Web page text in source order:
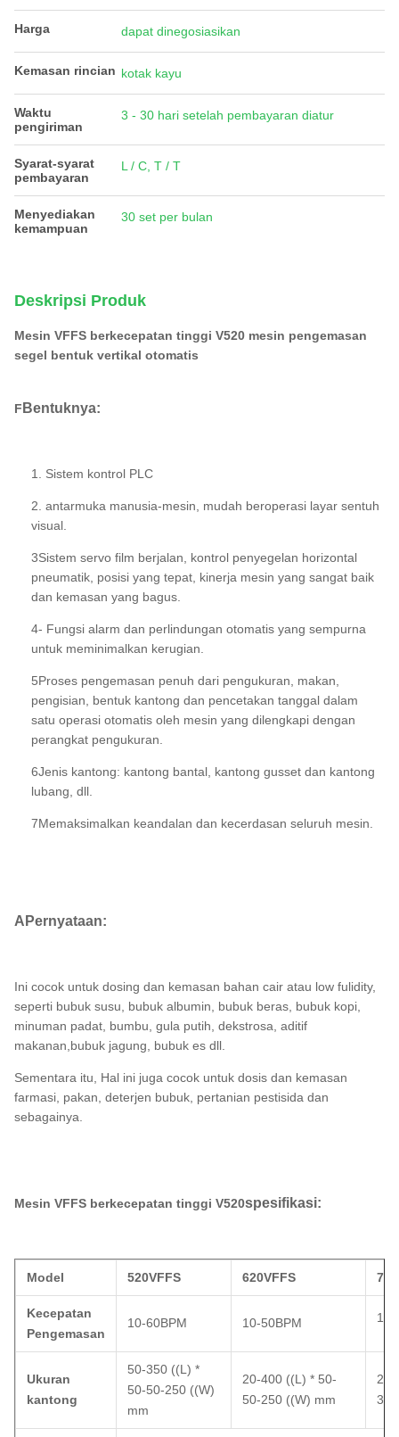
Harga dapat dinegosiasikan
Kemasan rincian kotak kayu
Waktu
pengiriman
3 - 30 hari setelah pembayaran diatur
Syarat-syarat
pembayaran
L / C, T / T
Menyediakan
kemampuan
30 set per bulan
Deskripsi Produk
Mesin VFFS berkecepatan tinggi V520 mesin pengemasan
segel bentuk vertikal otomatis
F Bentuknya:
1. Sistem kontrol PLC
2. antarmuka manusia-mesin, mudah beroperasi layar sentuh
visual.
3Sistem servo film berjalan, kontrol penyegelan horizontal
pneumatik, posisi yang tepat, kinerja mesin yang sangat baik
dan kemasan yang bagus.
4- Fungsi alarm dan perlindungan otomatis yang sempurna
untuk meminimalkan kerugian.
5Proses pengemasan penuh dari pengukuran, makan,
pengisian, bentuk kantong dan pencetakan tanggal dalam
satu operasi otomatis oleh mesin yang dilengkapi dengan
perangkat pengukuran.
6Jenis kantong: kantong bantal, kantong gusset dan kantong
lubang, dll.
7Memaksimalkan keandalan dan kecerdasan seluruh mesin.
A Pernyataan:
Ini cocok untuk dosing dan kemasan bahan cair atau low fulidity,
seperti bubuk susu, bubuk albumin, bubuk beras, bubuk kopi,
minuman padat, bumbu, gula putih, dekstrosa, aditif
makanan,bubuk jagung, bubuk es dll.
Sementara itu, Hal ini juga cocok untuk dosis dan kemasan
farmasi, pakan, deterjen bubuk, pertanian pestisida dan
sebagainya.
Mesin VFFS berkecepatan tinggi V520spesifikasi:
Model 520VFFS 620VFFS
Kecepatan
Pengemasan
10-60BPM 10-50BPM 10-
Ukuran
kantong
50-350 ((L) *
50-50-250 ((W)
mm
20-400 ((L) * 50-
50-250 ((W) mm
20-